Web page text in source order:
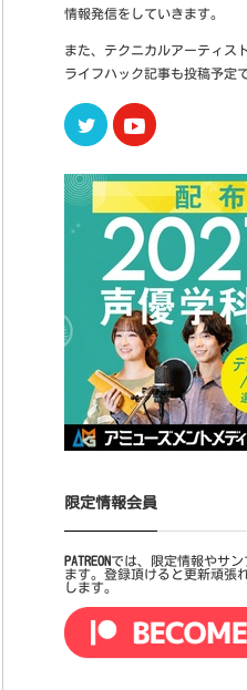
情報発信をしていきます。
また、テクニカルアーティス
ライフハック記事も投稿予定で
Twitter
限定情報会員
PATREONでは、限定情報やサ
ます。登録頂けると更新頑張
します。